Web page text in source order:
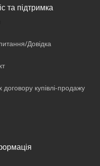
та підтримка
Довідка
договору купівлі-продажу